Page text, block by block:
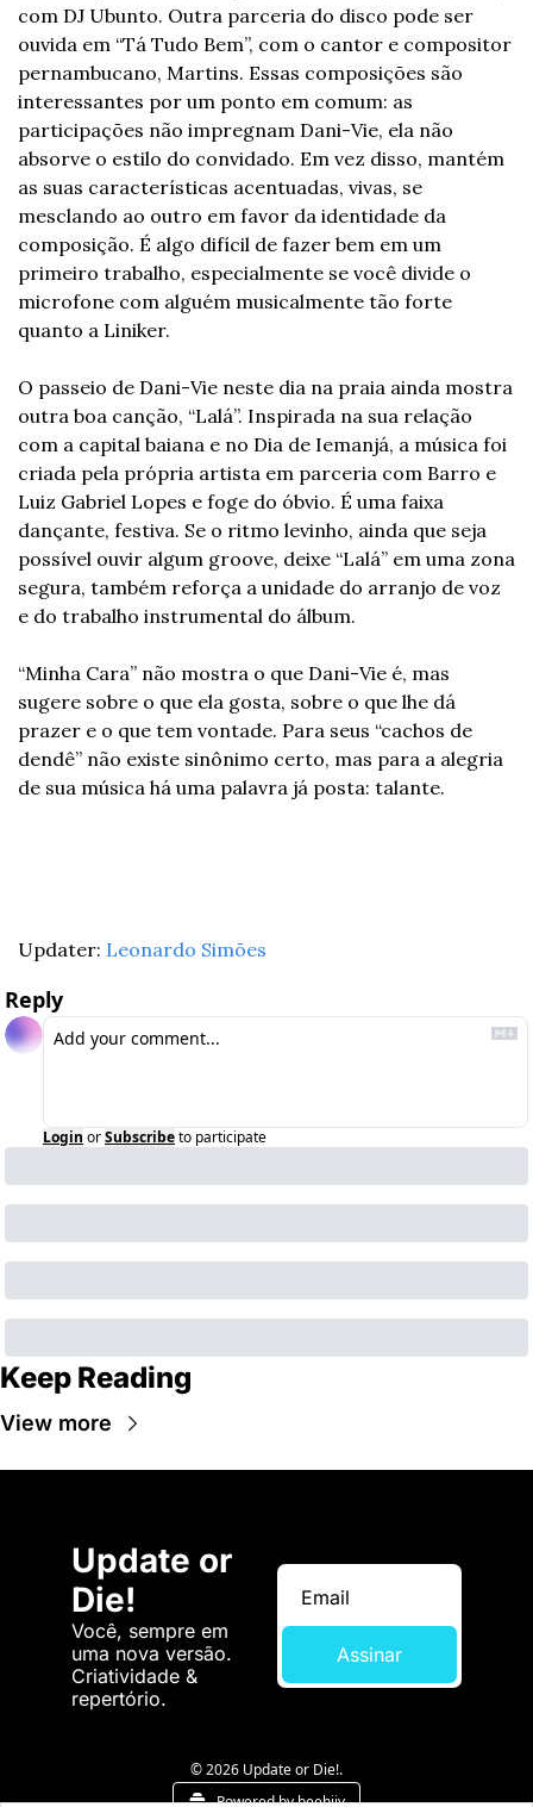
com DJ Ubunto. Outra parceria do disco pode ser
ouvida em “Tá Tudo Bem”, com o cantor e compositor
pernambucano, Martins. Essas composições são
interessantes por um ponto em comum: as
participações não impregnam Dani-Vie, ela não
absorve o estilo do convidado. Em vez disso, mantém
as suas características acentuadas, vivas, se
mesclando ao outro em favor da identidade da
composição. É algo difícil de fazer bem em um
primeiro trabalho, especialmente se você divide o
microfone com alguém musicalmente tão forte
quanto a Liniker.
O passeio de Dani-Vie neste dia na praia ainda mostra
outra boa canção, “Lalá”. Inspirada na sua relação
com a capital baiana e no Dia de Iemanjá, a música foi
criada pela própria artista em parceria com Barro e
Luiz Gabriel Lopes e foge do óbvio. É uma faixa
dançante, festiva. Se o ritmo levinho, ainda que seja
possível ouvir algum groove, deixe “Lalá” em uma zona
segura, também reforça a unidade do arranjo de voz
e do trabalho instrumental do álbum.
“Minha Cara” não mostra o que Dani-Vie é, mas
sugere sobre o que ela gosta, sobre o que lhe dá
prazer e o que tem vontade. Para seus “cachos de
dendê” não existe sinônimo certo, mas para a alegria
de sua música há uma palavra já posta: talante.
Updater: Leonardo Simões
Reply
Login orSubscribeto participate
Keep Reading
View more
Update or
Die!
Você, sempre em
uma nova versão.
Criatividade &
repertório.
Assinar
© 2026 Update or Die!.
Powered by beehiiv